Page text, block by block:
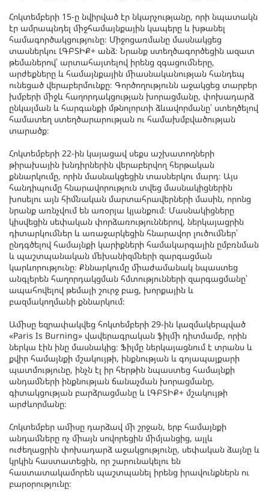
Հոկտեմբերի 15-ը նվիրված էր նկարչությանը, որի նպատակն
էր ամրապնդել միջհամայնքային կապերը և խթանել
համագործակցությունը։ Միջոցառմանը մասնակցեց
տասներկու ԼԳԲՏԻՔ+ անձ։ Նրանք ստեղծագործեցին ազատ
թեմաներով՝ արտահայտելով իրենց զգացումները,
արժեքները և համայնքային միասնականության հանդեպ
ունեցած վերաբերմունքը։ Գործողությունն աջակցեց տարբեր
խմբերի միջև հաղորդակցության խորացմանը, փոխադարձ
ընկալման և հարգանքի մթնոլորտի ձևավորմանը՝ ստեղծելով
համատեղ ստեղծարարության ու համախմբվածության
տարածք։
Հոկտեմբերի 22-ին կայացավ սեքս աշխատողների
թիրախային խնդիրներին վերաբերվող հերթական
քննարկումը, որին մասնակցեցին տասներկու մարդ։ Այս
հանդիպումը հնարավորություն տվեց մասնակիցներին
խոսելու այն հիմնական մարտահրավերների մասին, որոնց
նրանք առնչվում են առօրյա կյանքում։ Մասնակիցները
կիսվեցին սեփական փորձառություններով, ներկայացրին
դիտարկումներ և առաջարկեցին հնարավոր լուծումներ՝
ընդգծելով համայնքի կարիքների համակարգային ըմբռնման
և պաշտպանական մեխանիզմների զարգացման
կարևորությունը։ Քննարկումը միաժամանակ նպաստեց
անգլերեն հաղորդակցման հմտությունների զարգացմանը՝
ապահովելով թեմայի շուրջ բաց, խորքային և
բազմակողմանի քննարկում։
Ամիսը եզրափակվեց հոկտեմբերի 29-ին կազմակերպված
«Paris Is Burning» վավերագրական ֆիլմի դիտմամբ, որին
ներկա էին ինը մասնակից։ Ֆիլմը ներկայացնում է տրանս և
քվիր համայնքի մշակույթի, ինքնության և գոյապայքարի
պատմությունը, ինչն էլ իր հերթին նպաստեց համայնքի
անդամների ինքնության ճանաչման խորացմանը,
գիտակցության բարձրացմանը և ԼԳԲՏԻՔ+ մշակույթի
արժևորմանը։
Հոկտեմբեր ամիսը դարձավ մի շրջան, երբ համայնքի
անդամները ոչ միայն սովորեցին միմյանցից, այլև
ուժեղացրին փոխադարձ աջակցությունը, սեփական ձայնը և
կրկին հաստատեցին, որ շարունակելու են
հաստատակամորեն պաշտպանել իրենց իրավունքներն ու
բարօրությունը։